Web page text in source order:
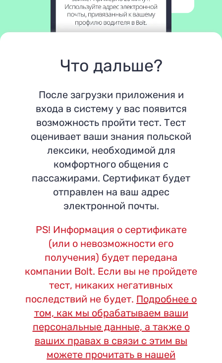
Что дальше?
После загрузки приложения и
входа в систему у вас появится
возможность пройти тест. Тест
оценивает ваши знания польской
лексики, необходимой для
комфортного общения с
пассажирами. Сертификат будет
отправлен на ваш адрес
электронной почты.
PS! Информация о сертификате
(или о невозможности его
получения) будет передана
компании Bolt. Если вы не пройдете
тест, никаких негативных
последствий не будет. Подробнее о
том, как мы обрабатываем ваши
персональные данные, а также о
ваших правах в связи с этим вы
можете прочитать в нашей